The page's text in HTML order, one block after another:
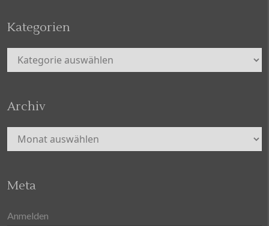
Kategorien
Kategorien
Archiv
Archiv
Meta
Anmelden